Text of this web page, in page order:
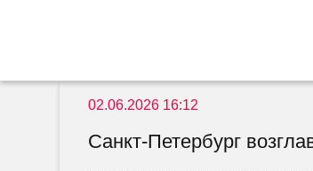
02.06.2026 16:12
Санкт-Петербург